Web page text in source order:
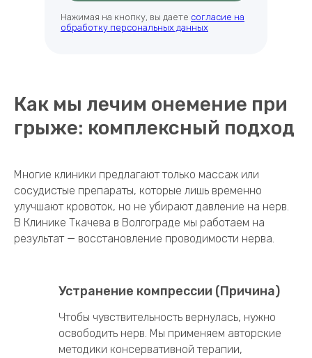
Нажимая на кнопку, вы даете согласие на
обработку персональных данных
Как мы лечим онемение при
грыже: комплексный подход
Многие клиники предлагают только массаж или
сосудистые препараты, которые лишь временно
улучшают кровоток, но не убирают давление на нерв.
В Клинике Ткачева в Волгограде мы работаем на
результат — восстановление проводимости нерва.
Устранение компрессии (Причина)
Чтобы чувствительность вернулась, нужно
освободить нерв. Мы применяем авторские
методики консервативной терапии,